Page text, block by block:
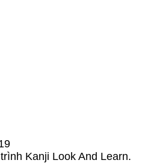
Kanji Look And Learn.